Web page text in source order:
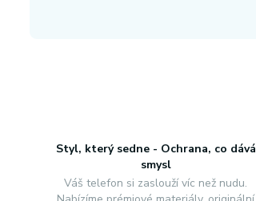
Styl, který sedne - Ochrana, co dává
smysl
Váš telefon si zaslouží víc než nudu.